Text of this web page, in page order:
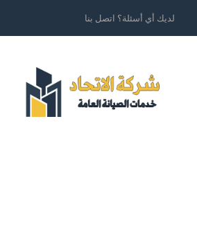
لديك أي أسئلة؟ اتصل بنا